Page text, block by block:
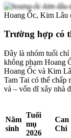
Hoang Ốc, Kim Lâu
Trường hợp có
Đây là nhóm tuổi chỉ
không phạm Hoang
Hoang Ốc và Kim
Tam Tai có thể chấp
vả – vốn dĩ xây nhà
Năm
sinh
Tuổi
mụ
2026
Can
Chi